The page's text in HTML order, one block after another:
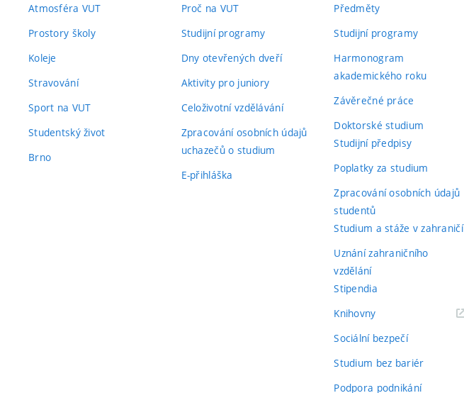
Atmosféra VUT
Prostory školy
Koleje
Stravování
Sport na VUT
Studentský život
Brno
Proč na VUT
Studijní programy
Dny otevřených dveří
Aktivity pro juniory
Celoživotní vzdělávání
Zpracování osobních údajů
uchazečů o studium
E-přihláška
Předměty
Studijní programy
Harmonogram
akademického roku
Závěrečné práce
Doktorské studium
Studijní předpisy
Poplatky za studium
Zpracování osobních údajů
studentů
Studium a stáže v zahraničí
Uznání zahraničního
vzdělání
Stipendia
Knihovny(externí
Sociální bezpečí
Studium bez bariér
Podpora podnikání